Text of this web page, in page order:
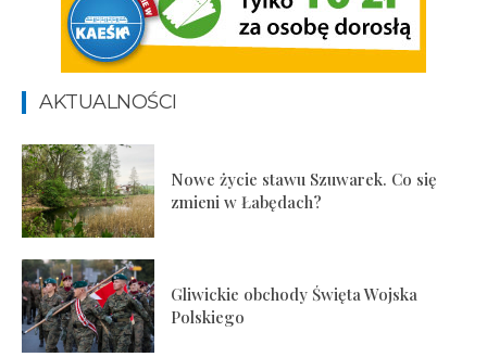
AKTUALNOŚCI
Nowe życie stawu Szuwarek. Co się
zmieni w Łabędach?
Gliwickie obchody Święta Wojska
Polskiego